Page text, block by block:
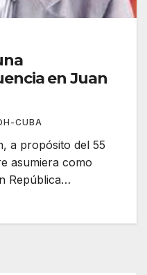
en Juan
CUBA
a propósito del 55
asumiera como
República…